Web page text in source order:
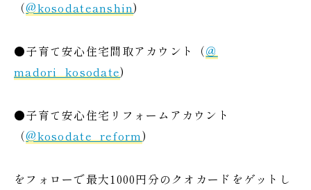
（@kosodateanshin)
●子育て安心住宅間取アカウント（＠
madori_kosodate)
●子育て安心住宅リフォームアカウント
（@kosodate_reform)
をフォローで最大1000円分のクオカードをゲットし